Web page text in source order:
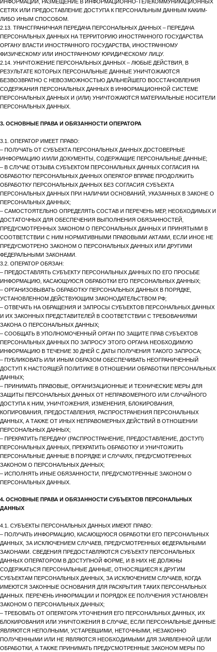
ИНФОРМАЦИИ, РАЗМЕЩЕНИЕ В ИНФОРМАЦИОННО-ТЕЛЕКОММУНИКАЦИОННЫХ
СЕТЯХ ИЛИ ПРЕДОСТАВЛЕНИЕ ДОСТУПА К ПЕРСОНАЛЬНЫМ ДАННЫМ КАКИМ-
ЛИБО ИНЫМ СПОСОБОМ.
2.13. ТРАНСГРАНИЧНАЯ ПЕРЕДАЧА ПЕРСОНАЛЬНЫХ ДАННЫХ – ПЕРЕДАЧА
ПЕРСОНАЛЬНЫХ ДАННЫХ НА ТЕРРИТОРИЮ ИНОСТРАННОГО ГОСУДАРСТВА
ОРГАНУ ВЛАСТИ ИНОСТРАННОГО ГОСУДАРСТВА, ИНОСТРАННОМУ
ФИЗИЧЕСКОМУ ИЛИ ИНОСТРАННОМУ ЮРИДИЧЕСКОМУ ЛИЦУ.
2.14. УНИЧТОЖЕНИЕ ПЕРСОНАЛЬНЫХ ДАННЫХ – ЛЮБЫЕ ДЕЙСТВИЯ, В
РЕЗУЛЬТАТЕ КОТОРЫХ ПЕРСОНАЛЬНЫЕ ДАННЫЕ УНИЧТОЖАЮТСЯ
БЕЗВОЗВРАТНО С НЕВОЗМОЖНОСТЬЮ ДАЛЬНЕЙШЕГО ВОССТАНОВЛЕНИЯ
СОДЕРЖАНИЯ ПЕРСОНАЛЬНЫХ ДАННЫХ В ИНФОРМАЦИОННОЙ СИСТЕМЕ
ПЕРСОНАЛЬНЫХ ДАННЫХ И (ИЛИ) УНИЧТОЖАЮТСЯ МАТЕРИАЛЬНЫЕ НОСИТЕЛИ
ПЕРСОНАЛЬНЫХ ДАННЫХ.
3. ОСНОВНЫЕ ПРАВА И ОБЯЗАННОСТИ ОПЕРАТОРА
3.1. ОПЕРАТОР ИМЕЕТ ПРАВО:
– ПОЛУЧАТЬ ОТ СУБЪЕКТА ПЕРСОНАЛЬНЫХ ДАННЫХ ДОСТОВЕРНЫЕ
ИНФОРМАЦИЮ И/ИЛИ ДОКУМЕНТЫ, СОДЕРЖАЩИЕ ПЕРСОНАЛЬНЫЕ ДАННЫЕ;
– В СЛУЧАЕ ОТЗЫВА СУБЪЕКТОМ ПЕРСОНАЛЬНЫХ ДАННЫХ СОГЛАСИЯ НА
ОБРАБОТКУ ПЕРСОНАЛЬНЫХ ДАННЫХ ОПЕРАТОР ВПРАВЕ ПРОДОЛЖИТЬ
ОБРАБОТКУ ПЕРСОНАЛЬНЫХ ДАННЫХ БЕЗ СОГЛАСИЯ СУБЪЕКТА
ПЕРСОНАЛЬНЫХ ДАННЫХ ПРИ НАЛИЧИИ ОСНОВАНИЙ, УКАЗАННЫХ В ЗАКОНЕ О
ПЕРСОНАЛЬНЫХ ДАННЫХ;
– САМОСТОЯТЕЛЬНО ОПРЕДЕЛЯТЬ СОСТАВ И ПЕРЕЧЕНЬ МЕР, НЕОБХОДИМЫХ И
ДОСТАТОЧНЫХ ДЛЯ ОБЕСПЕЧЕНИЯ ВЫПОЛНЕНИЯ ОБЯЗАННОСТЕЙ,
ПРЕДУСМОТРЕННЫХ ЗАКОНОМ О ПЕРСОНАЛЬНЫХ ДАННЫХ И ПРИНЯТЫМИ В
СООТВЕТСТВИИ С НИМ НОРМАТИВНЫМИ ПРАВОВЫМИ АКТАМИ, ЕСЛИ ИНОЕ НЕ
ПРЕДУСМОТРЕНО ЗАКОНОМ О ПЕРСОНАЛЬНЫХ ДАННЫХ ИЛИ ДРУГИМИ
ФЕДЕРАЛЬНЫМИ ЗАКОНАМИ.
3.2. ОПЕРАТОР ОБЯЗАН:
– ПРЕДОСТАВЛЯТЬ СУБЪЕКТУ ПЕРСОНАЛЬНЫХ ДАННЫХ ПО ЕГО ПРОСЬБЕ
ИНФОРМАЦИЮ, КАСАЮЩУЮСЯ ОБРАБОТКИ ЕГО ПЕРСОНАЛЬНЫХ ДАННЫХ;
– ОРГАНИЗОВЫВАТЬ ОБРАБОТКУ ПЕРСОНАЛЬНЫХ ДАННЫХ В ПОРЯДКЕ,
УСТАНОВЛЕННОМ ДЕЙСТВУЮЩИМ ЗАКОНОДАТЕЛЬСТВОМ РФ;
– ОТВЕЧАТЬ НА ОБРАЩЕНИЯ И ЗАПРОСЫ СУБЪЕКТОВ ПЕРСОНАЛЬНЫХ ДАННЫХ
И ИХ ЗАКОННЫХ ПРЕДСТАВИТЕЛЕЙ В СООТВЕТСТВИИ С ТРЕБОВАНИЯМИ
ЗАКОНА О ПЕРСОНАЛЬНЫХ ДАННЫХ;
– СООБЩАТЬ В УПОЛНОМОЧЕННЫЙ ОРГАН ПО ЗАЩИТЕ ПРАВ СУБЪЕКТОВ
ПЕРСОНАЛЬНЫХ ДАННЫХ ПО ЗАПРОСУ ЭТОГО ОРГАНА НЕОБХОДИМУЮ
ИНФОРМАЦИЮ В ТЕЧЕНИЕ 30 ДНЕЙ С ДАТЫ ПОЛУЧЕНИЯ ТАКОГО ЗАПРОСА;
– ПУБЛИКОВАТЬ ИЛИ ИНЫМ ОБРАЗОМ ОБЕСПЕЧИВАТЬ НЕОГРАНИЧЕННЫЙ
ДОСТУП К НАСТОЯЩЕЙ ПОЛИТИКЕ В ОТНОШЕНИИ ОБРАБОТКИ ПЕРСОНАЛЬНЫХ
ДАННЫХ;
– ПРИНИМАТЬ ПРАВОВЫЕ, ОРГАНИЗАЦИОННЫЕ И ТЕХНИЧЕСКИЕ МЕРЫ ДЛЯ
ЗАЩИТЫ ПЕРСОНАЛЬНЫХ ДАННЫХ ОТ НЕПРАВОМЕРНОГО ИЛИ СЛУЧАЙНОГО
ДОСТУПА К НИМ, УНИЧТОЖЕНИЯ, ИЗМЕНЕНИЯ, БЛОКИРОВАНИЯ,
КОПИРОВАНИЯ, ПРЕДОСТАВЛЕНИЯ, РАСПРОСТРАНЕНИЯ ПЕРСОНАЛЬНЫХ
ДАННЫХ, А ТАКЖЕ ОТ ИНЫХ НЕПРАВОМЕРНЫХ ДЕЙСТВИЙ В ОТНОШЕНИИ
ПЕРСОНАЛЬНЫХ ДАННЫХ;
– ПРЕКРАТИТЬ ПЕРЕДАЧУ (РАСПРОСТРАНЕНИЕ, ПРЕДОСТАВЛЕНИЕ, ДОСТУП)
ПЕРСОНАЛЬНЫХ ДАННЫХ, ПРЕКРАТИТЬ ОБРАБОТКУ И УНИЧТОЖИТЬ
ПЕРСОНАЛЬНЫЕ ДАННЫЕ В ПОРЯДКЕ И СЛУЧАЯХ, ПРЕДУСМОТРЕННЫХ
ЗАКОНОМ О ПЕРСОНАЛЬНЫХ ДАННЫХ;
– ИСПОЛНЯТЬ ИНЫЕ ОБЯЗАННОСТИ, ПРЕДУСМОТРЕННЫЕ ЗАКОНОМ О
ПЕРСОНАЛЬНЫХ ДАННЫХ.
4. ОСНОВНЫЕ ПРАВА И ОБЯЗАННОСТИ СУБЪЕКТОВ ПЕРСОНАЛЬНЫХ
ДАННЫХ
4.1. СУБЪЕКТЫ ПЕРСОНАЛЬНЫХ ДАННЫХ ИМЕЮТ ПРАВО:
– ПОЛУЧАТЬ ИНФОРМАЦИЮ, КАСАЮЩУЮСЯ ОБРАБОТКИ ЕГО ПЕРСОНАЛЬНЫХ
ДАННЫХ, ЗА ИСКЛЮЧЕНИЕМ СЛУЧАЕВ, ПРЕДУСМОТРЕННЫХ ФЕДЕРАЛЬНЫМИ
ЗАКОНАМИ. СВЕДЕНИЯ ПРЕДОСТАВЛЯЮТСЯ СУБЪЕКТУ ПЕРСОНАЛЬНЫХ
ДАННЫХ ОПЕРАТОРОМ В ДОСТУПНОЙ ФОРМЕ, И В НИХ НЕ ДОЛЖНЫ
СОДЕРЖАТЬСЯ ПЕРСОНАЛЬНЫЕ ДАННЫЕ, ОТНОСЯЩИЕСЯ К ДРУГИМ
СУБЪЕКТАМ ПЕРСОНАЛЬНЫХ ДАННЫХ, ЗА ИСКЛЮЧЕНИЕМ СЛУЧАЕВ, КОГДА
ИМЕЮТСЯ ЗАКОННЫЕ ОСНОВАНИЯ ДЛЯ РАСКРЫТИЯ ТАКИХ ПЕРСОНАЛЬНЫХ
ДАННЫХ. ПЕРЕЧЕНЬ ИНФОРМАЦИИ И ПОРЯДОК ЕЕ ПОЛУЧЕНИЯ УСТАНОВЛЕН
ЗАКОНОМ О ПЕРСОНАЛЬНЫХ ДАННЫХ;
– ТРЕБОВАТЬ ОТ ОПЕРАТОРА УТОЧНЕНИЯ ЕГО ПЕРСОНАЛЬНЫХ ДАННЫХ, ИХ
БЛОКИРОВАНИЯ ИЛИ УНИЧТОЖЕНИЯ В СЛУЧАЕ, ЕСЛИ ПЕРСОНАЛЬНЫЕ ДАННЫЕ
ЯВЛЯЮТСЯ НЕПОЛНЫМИ, УСТАРЕВШИМИ, НЕТОЧНЫМИ, НЕЗАКОННО
ПОЛУЧЕННЫМИ ИЛИ НЕ ЯВЛЯЮТСЯ НЕОБХОДИМЫМИ ДЛЯ ЗАЯВЛЕННОЙ ЦЕЛИ
ОБРАБОТКИ, А ТАКЖЕ ПРИНИМАТЬ ПРЕДУСМОТРЕННЫЕ ЗАКОНОМ МЕРЫ ПО